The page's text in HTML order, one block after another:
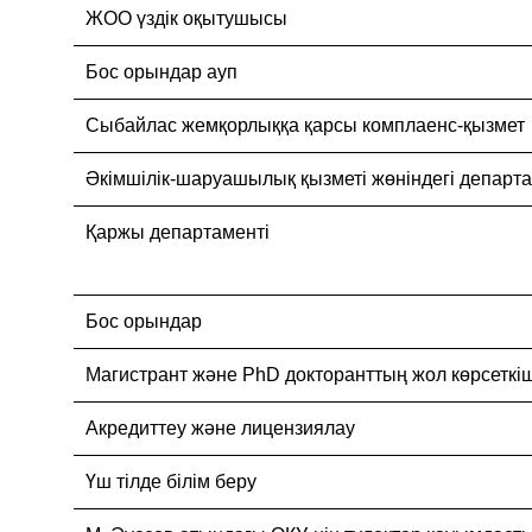
ЖОО үздік оқытушысы
Бос орындар ауп
Cыбайлас жемқорлыққа қарсы комплаенс-қызмет
Әкімшілік-шаруашылық қызметі жөніндегі
Қаржы департаменті
Бос орындар
Магистрант және PhD докторанттың жол
Акредиттеу және лицензиялау
Үш тілде білім беру